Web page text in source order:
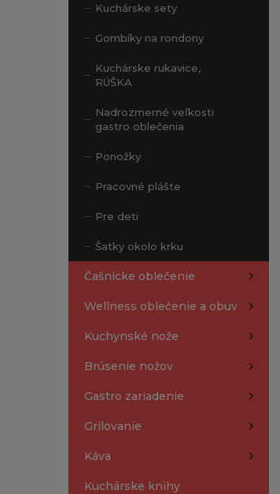
Kuchárske sety
Gombíky na rondony
Kuchárske rukavice,
RÚŠKA
Nadrozmerné veľkosti
gastro oblečenia
Ponožky
Pracovné plášte
Pre deti
Šatky okolo krku
Čašnícke oblečenie
Wellness oblečenie a obuv
Kuchynské nože
Brúsenie nožov
Gastro zariadenie
Grilovanie
Káva
Kuchárske knihy